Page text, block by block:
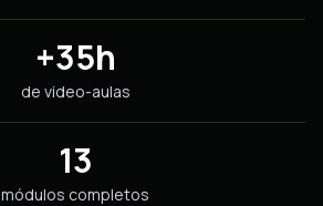
+35h
de video-aulas
13
módulos completos